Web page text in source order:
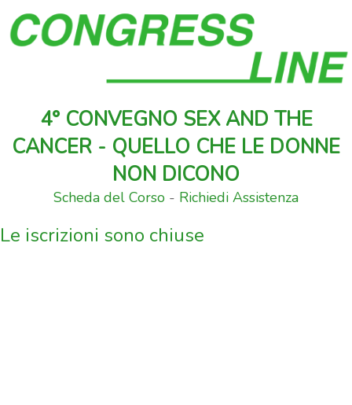
4° CONVEGNO SEX AND THE
CANCER - QUELLO CHE LE DONNE
NON DICONO
Scheda del Corso - Richiedi Assistenza
Le iscrizioni sono chiuse